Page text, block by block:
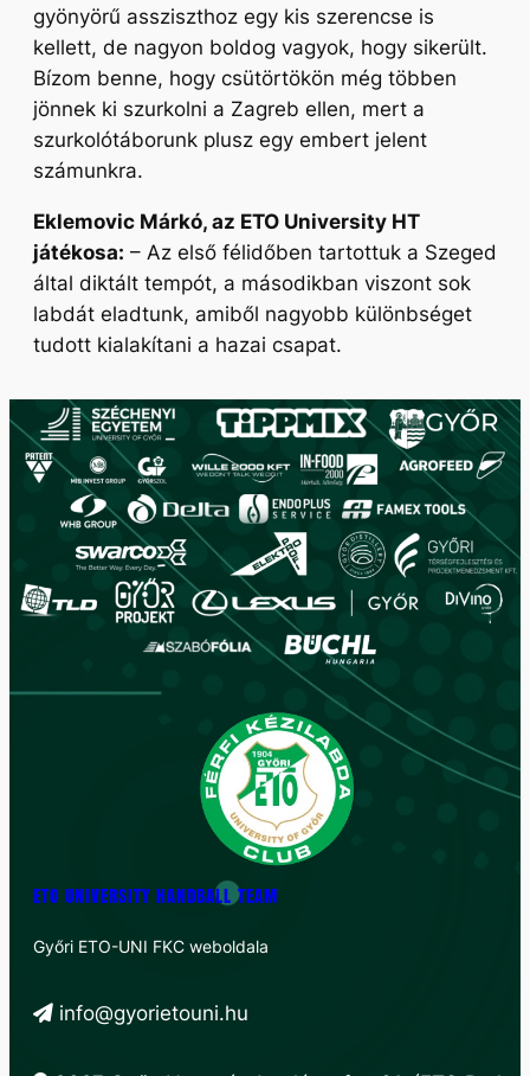
gyönyörű assziszt­hoz egy kis szerencse is
kellett, de nagyon boldog vagyok, hogy sikerült.
Bízom benne, hogy csütörtökön még többen
jönnek ki szurkolni a Zagreb ellen, mert a
szurkolótáborunk plusz egy embert jelent
számunkra.
Eklemovic Márkó, az ETO University HT
játékosa: – Az első félidőben tartottuk a Szeged
által diktált tempót, a másodikban viszont sok
labdát eladtunk, amiből nagyobb különbséget
tudott kialakítani a hazai csapat.
ETO UNIVERSITY HANDBALL TEAM
Győri ETO-UNI FKC weboldala
info@gyorietouni.hu